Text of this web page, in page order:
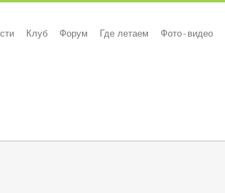
Клуб Форум Где летаем Фото-видео